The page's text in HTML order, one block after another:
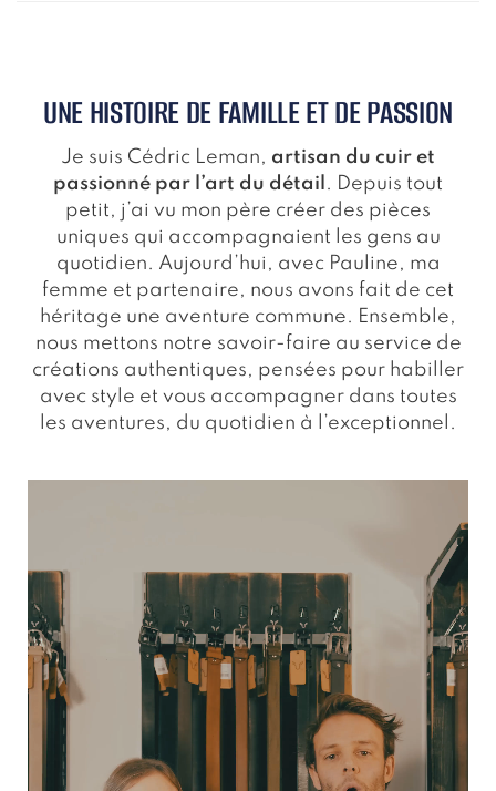
UNE HISTOIRE DE FAMILLE ET DE PASSION
Je suis Cédric Leman, artisan du cuir et
passionné par l’art du détail . Depuis tout
petit, j’ai vu mon père créer des pièces
uniques qui accompagnaient les gens au
quotidien. Aujourd’hui, avec Pauline, ma
femme et partenaire, nous avons fait de cet
héritage une aventure commune. Ensemble,
nous mettons notre savoir-faire au service de
créations authentiques, pensées pour habiller
avec style et vous accompagner dans toutes
les aventures, du quotidien à l’exceptionnel.